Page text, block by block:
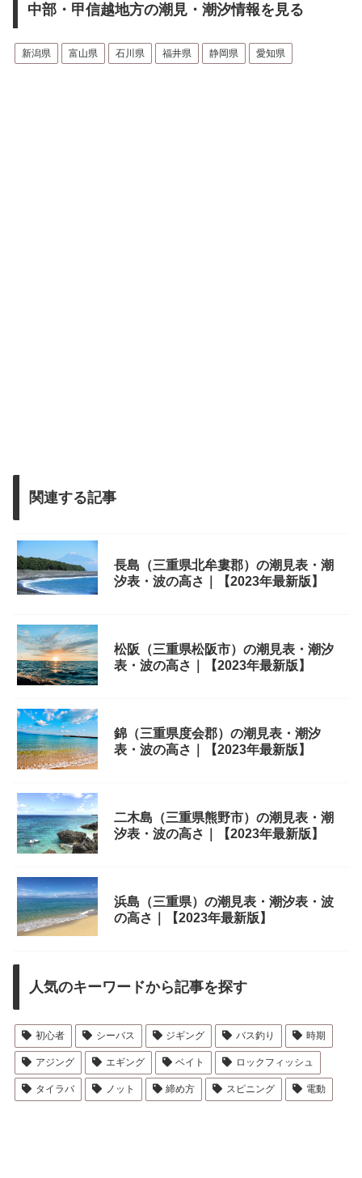
中部・甲信越地方の潮見・潮汐情報を見る
新潟県 富山県 石川県 福井県 静岡県 愛知県
関連する記事
長島（三重県北牟婁郡）の潮見表・潮
汐表・波の高さ｜【2023年最新版】
松阪（三重県松阪市）の潮見表・潮汐
表・波の高さ｜【2023年最新版】
錦（三重県度会郡）の潮見表・潮汐
表・波の高さ｜【2023年最新版】
二木島（三重県熊野市）の潮見表・潮
汐表・波の高さ｜【2023年最新版】
浜島（三重県）の潮見表・潮汐表・波
の高さ｜【2023年最新版】
人気のキーワードから記事を探す
初心者 シーバス ジギング バス釣り 時期
アジング エギング ベイト ロックフィッシュ
タイラバ ノット 締め方 スピニング 電動